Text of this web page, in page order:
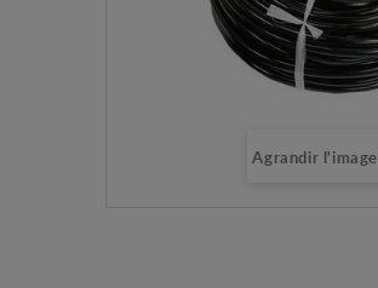
Agrandir l'image